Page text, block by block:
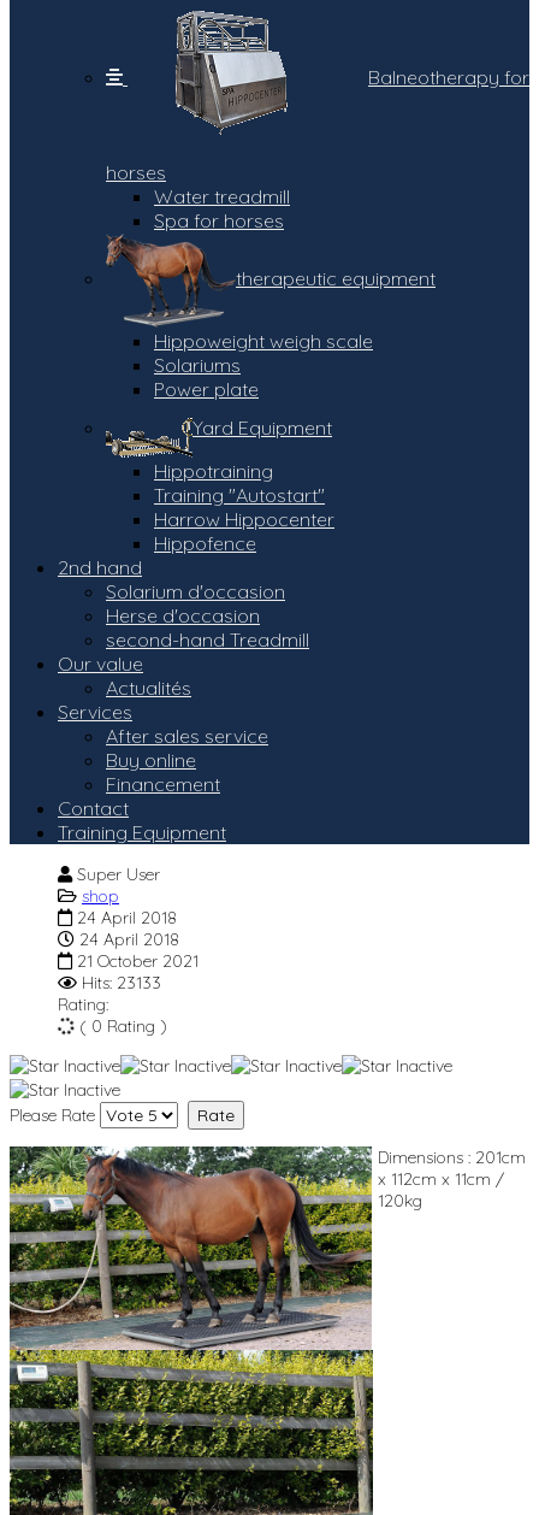
Balneotherapy for
horses
Water treadmill
Spa for horses
therapeutic equipment
Hippoweight weigh scale
Solariums
Power plate
Yard Equipment
Hippotraining
Training "Autostart"
Harrow Hippocenter
Hippofence
2nd hand
Solarium d'occasion
Herse d'occasion
second-hand Treadmill
Our value
Actualités
Services
After sales service
Buy online
Financement
Contact
Training Equipment
Super User
shop
24 April 2018
24 April 2018
21 October 2021
Hits: 23133
Rating:
( 0 Rating )
Please Rate
Dimensions : 201cm
x 112cm x 11cm /
120kg